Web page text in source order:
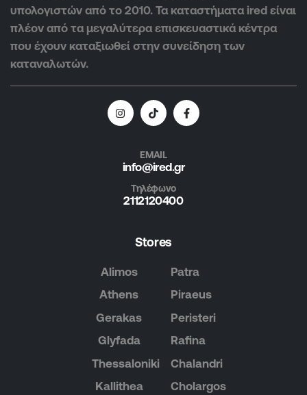
υπολογιστών από το 2010. Τα καταστήματα ired είναι
πλέον από τα μεγαλύτερα επισκευαστικά κέντρα
που έχουν καταξιωθεί στην συνείδηση των
καταναλωτών.
EMAIL
info@ired.gr
Τηλέφωνο
2112120400
Stores
Alimos
Athens
Gerakas
Glyfada
Thessaloniki
Kallithea
Patra
Piraeus
Peristeri
Rafina
Chalandri
Cholargos